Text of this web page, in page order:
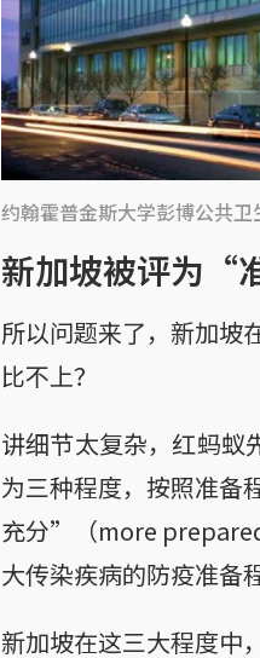
约翰霍普金斯大学彭博公共卫
新加坡被评为“
所以问题来了，新加坡
比不上？
讲细节太复杂，红蚂蚁
为三种程度，按照准
充分”（more
大传染疾病的防疫准备
新加坡在这三大程度